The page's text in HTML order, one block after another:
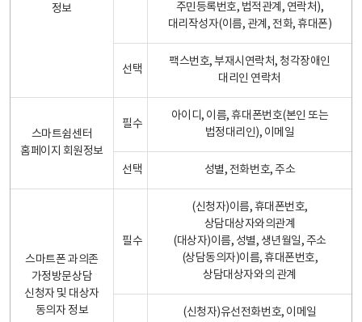
정보
주민등록번호, 법적관계, 연락처),
대리작성자(이름, 관계, 전화, 휴대폰)
선택
팩스번호, 부재시연락처, 청각장애인
대리인 연락처
스마트쉼센터
홈페이지 회원정보
필수
아이디, 이름, 휴대폰번호(본인 또는
법정대리인), 이메일
선택 성별, 전화번호, 주소
스마트폰 과의존
가정방문상담
신청자 및 대상자
동의자 정보
필수
(신청자)이름, 휴대폰번호,
상담대상자와의관계
(대상자)이름, 성별, 생년월일, 주소
(상담동의자)이름, 휴대폰번호,
상담대상자와의 관계
(신청자)유선전화번호, 이메일